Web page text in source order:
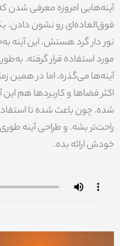
آینه‌هایی امروزه معرفی شدن
فوق‌العاده‌ای رو نشون دادن.
نور دار گرد هستش. این آینه
مورد استفاده قرار گرفته.
آینه‌ها می‌گذره، اما در همین
اکثر فضاها و کاربردها هم
شده. چون باعث شده تا استفاده
راحت‌تر بشه. و طراحی آینه
خودش ارائه بده.